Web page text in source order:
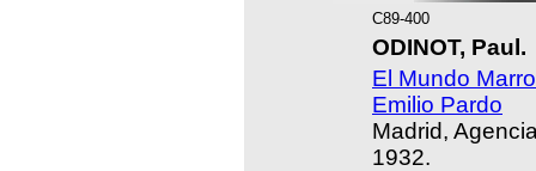
C89-400
ODINOT, Paul.
El Mundo
Emilio Pardo
Madrid,
1932.